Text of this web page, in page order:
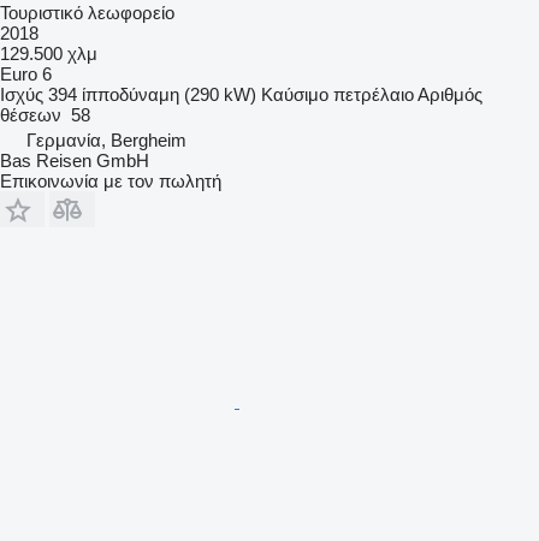
Τουριστικό λεωφορείο
2018
129.500 χλμ
Euro 6
Ισχύς 394 ίπποδύναμη (290 kW) Καύσιμο πετρέλαιοΑριθμός
θέσεων 58
Γερμανία, Bergheim
Bas Reisen GmbH
Επικοινωνία με τον πωλητή